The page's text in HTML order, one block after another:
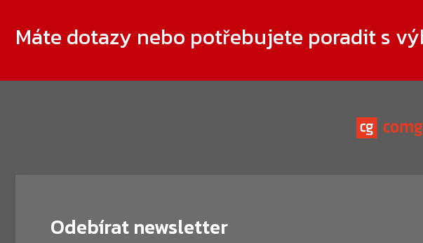
Máte dotazy nebo potřebujete poradit s
Odebírat newsletter